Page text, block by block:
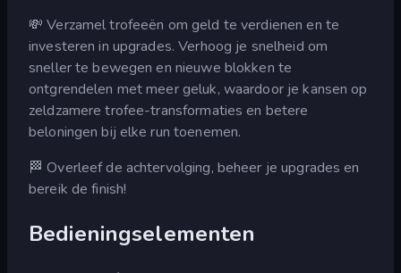
💸 Verzamel trofeeën om geld te verdienen en te
investeren in upgrades. Verhoog je snelheid om
sneller te bewegen en nieuwe blokken te
ontgrendelen met meer geluk, waardoor je kansen op
zeldzamere trofee-transformaties en betere
beloningen bij elke run toenemen.
🏁 Overleef de achtervolging, beheer je upgrades en
bereik de finish!
Bedieningselementen